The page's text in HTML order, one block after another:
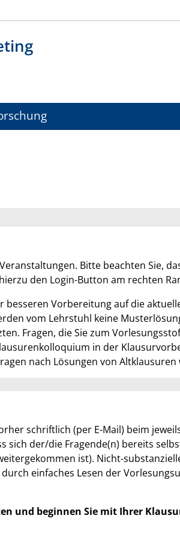
Bitte beachten Sie,
den Login-Button am rechten
Vorbereitung auf die
vom Lehrstuhl keine
Fragen, die Sie zum
in der
nach Lösungen von
schriftlich (per E-Mail) beim
sich der/die Fragende(n) bereits
ist). Nicht-
einfaches Lesen der
und beginnen Sie mit Ihrer